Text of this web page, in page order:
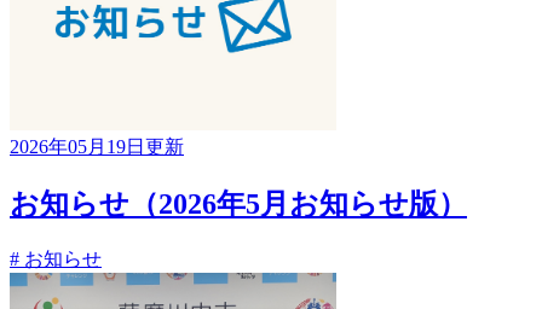
2026年05月19日更新
お知らせ（2026年5月お知らせ版）
# お知らせ